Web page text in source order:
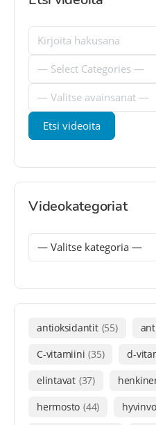
Videokategoriat
antioksidantit (55)
C-vitamiini (35) d-
elintavat (37)
hermosto (44)